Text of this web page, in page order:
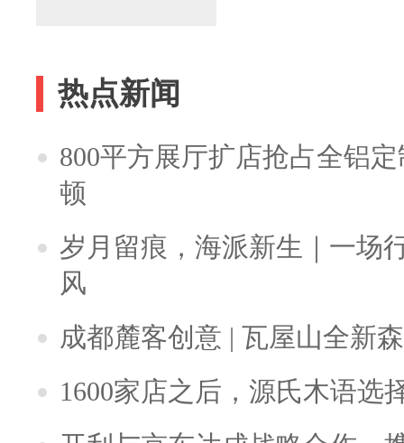
热点新闻
800平方展厅扩店抢占全铝
顿
岁月留痕，海派新生｜一场
风
成都麓客创意 | 瓦屋山全新
1600家店之后，源氏木语选